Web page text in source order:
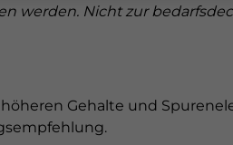
werden. Nicht zur
Gehalte und